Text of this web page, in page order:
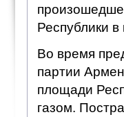
Республики
Во время
партии
площади
газом.